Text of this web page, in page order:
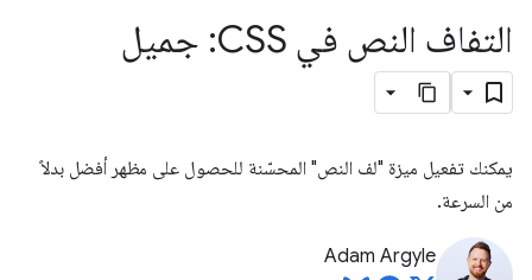
التفاف النص في CSS: جميل
يمكنك تفعيل ميزة "لف النص" المحسّنة للحصول على مظهر أفضل بدلاً
من السرعة.
Adam Argyle